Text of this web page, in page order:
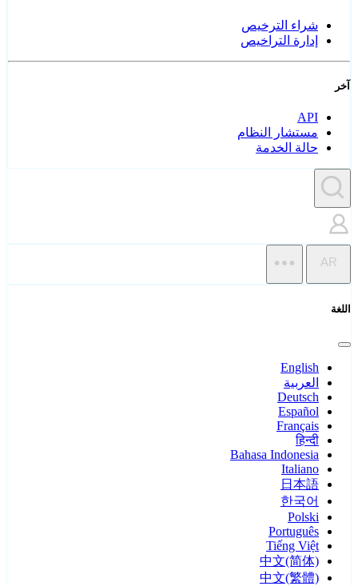
شراء الترخيص
إدارة التراخيص
آخر
API
مستشار النظام
حالة الخدمة
AR
اللغة
English
العربية
Deutsch
Español
Français
हिन्दी
Bahasa Indonesia
Italiano
日本語
한국어
Polski
Português
Tiếng Việt
中文(简体)
中文(繁體)